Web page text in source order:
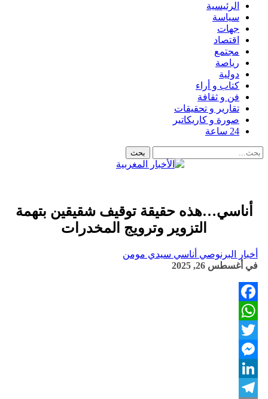
الرئيسية
سياسة
جهات
اقتصاد
مجتمع
رياصة
دولية
كتاب و أراء
فن و ثقافة
تقارير و تحقيقات
صورة و كاريكاتير
24 ساعة
أناسي…هذه حقيقة توقيف شقيقين بتهمة
التزوير وترويج المخدرات
أخبار البرنوصي أناسي سيدي مومن
في أغسطس 26, 2025
Facebook
WhatsApp
Twitter
Messenger
LinkedIn